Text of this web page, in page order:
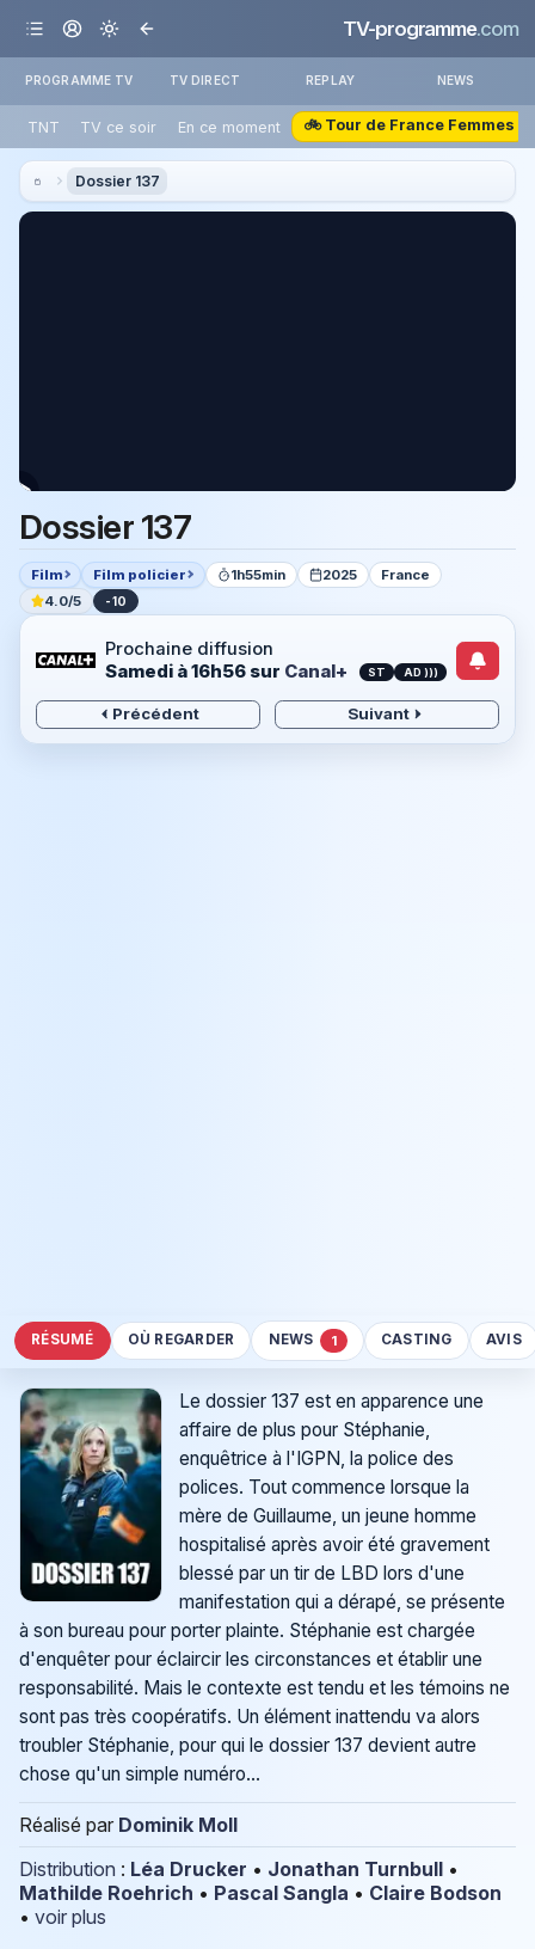
TV-programme.com
PROGRAMME TV TV DIRECT REPLAY NEWS
TNT TV ce soir En ce moment 🚲 Tour de France Femmes
Dossier 137
Dossier 137
Film Film policier 1h55min 2025
France
4.0/5
-10
Prochaine diffusion
Samedi à 16h56sur Canal+ ST AD )))
Précédent Suivant
RÉSUMÉ OÙ REGARDER NEWS 1 CASTING AVIS
Le dossier 137 est en apparence une
affaire de plus pour Stéphanie,
enquêtrice à l'IGPN, la police des
polices. Tout commence lorsque la
mère de Guillaume, un jeune homme
hospitalisé après avoir été gravement
blessé par un tir de LBD lors d'une
manifestation qui a dérapé, se présente
à son bureau pour porter plainte. Stéphanie est chargée
d'enquêter pour éclaircir les circonstances et établir une
responsabilité. Mais le contexte est tendu et les témoins ne
sont pas très coopératifs. Un élément inattendu va alors
troubler Stéphanie, pour qui le dossier 137 devient autre
chose qu'un simple numéro...
Réalisé par Dominik Moll
Distribution : Léa Drucker • Jonathan Turnbull •
Mathilde Roehrich • Pascal Sangla • Claire Bodson
• voir plus